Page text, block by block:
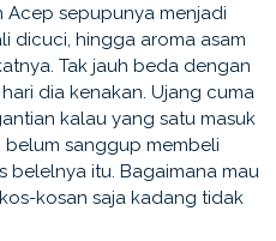
Acep sepupunya menjadi
dicuci, hingga aroma asam
Tak jauh beda dengan
dia kenakan. Ujang cuma
kalau yang satu masuk
belum sanggup membeli
belelnya itu. Bagaimana mau
kosan saja kadang tidak